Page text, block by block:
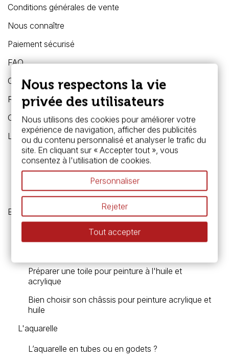
Conditions générales de vente
Nous connaître
Paiement sécurisé
FAQ
Creastore Angers
Retrait à la boutique Creastore - Angers
Concours de dessin Faber-Castell
Le magazine
La calligraphie chinoise
Le magazine
L'aquarelle pour débutant
Espace conseil
Choix du vernis pour peinture acrylique
Préparer une toile pour peinture à l'huile et
acrylique
Bien choisir son châssis pour peinture acrylique et
huile
L'aquarelle
L’aquarelle en tubes ou en godets ?
Nous respectons la vie
privée des utilisateurs
Nous utilisons des cookies pour améliorer votre
expérience de navigation, afficher des publicités
ou du contenu personnalisé et analyser le trafic du
site. En cliquant sur « Accepter tout », vous
consentez à l'utilisation de cookies.
Personnaliser
Rejeter
Tout accepter